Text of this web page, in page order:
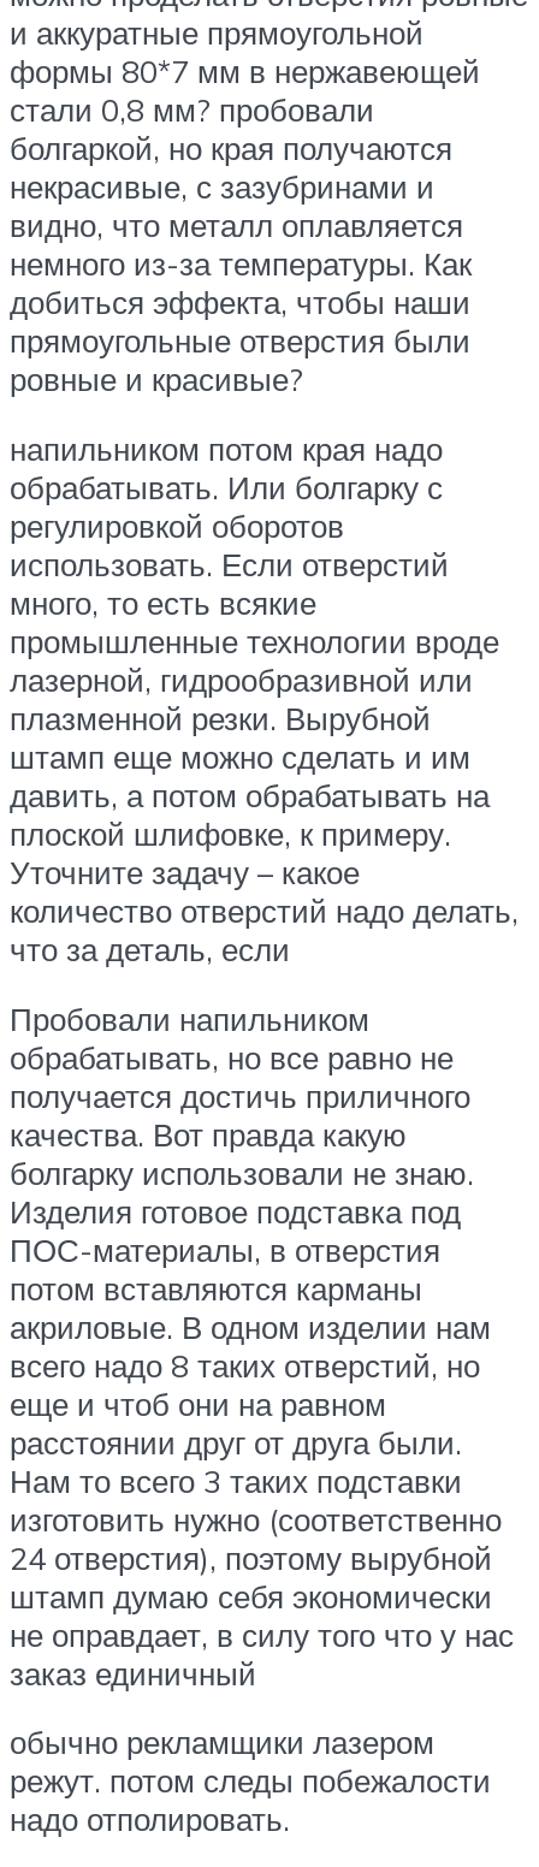
и аккуратные прямоугольной
формы 80*7 мм в нержавеющей
стали 0,8 мм? пробовали
болгаркой, но края получаются
некрасивые, с зазубринами и
видно, что металл оплавляется
немного из-за температуры. Как
добиться эффекта, чтобы наши
прямоугольные отверстия были
ровные и красивые?
напильником потом края надо
обрабатывать. Или болгарку с
регулировкой оборотов
использовать. Если отверстий
много, то есть всякие
промышленные технологии вроде
лазерной, гидрообразивной или
плазменной резки. Вырубной
штамп еще можно сделать и им
давить, а потом обрабатывать на
плоской шлифовке, к примеру.
Уточните задачу – какое
количество отверстий надо делать,
что за деталь, если
Пробовали напильником
обрабатывать, но все равно не
получается достичь приличного
качества. Вот правда какую
болгарку использовали не знаю.
Изделия готовое подставка под
ПОС-материалы, в отверстия
потом вставляются карманы
акриловые. В одном изделии нам
всего надо 8 таких отверстий, но
еще и чтоб они на равном
расстоянии друг от друга были.
Нам то всего 3 таких подставки
изготовить нужно (соответственно
24 отверстия), поэтому вырубной
штамп думаю себя экономически
не оправдает, в силу того что у нас
заказ единичный
обычно рекламщики лазером
режут. потом следы побежалости
надо отполировать.